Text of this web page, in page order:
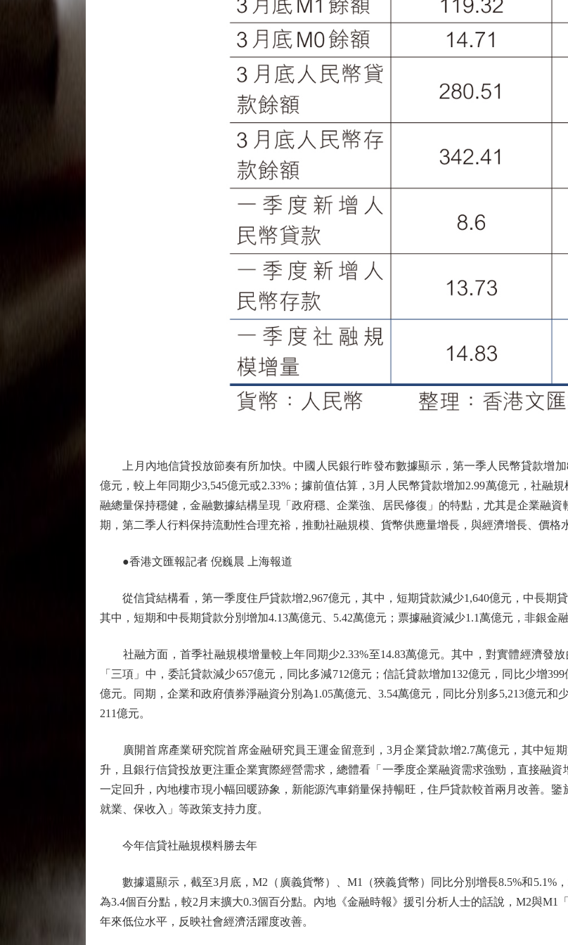
上月內地信貸投放節奏有所加快。中國人民銀行昨發布數據顯示，第一季人民幣貸款增加
億元，較上年同期少3,545億元或2.33%；據前值估算，3月人民幣貸款增加2.99萬億元，社融
融總量保持穩健，金融數據結構呈現「政府穩、企業強、居民修復」的特點，尤其是企業融
期，第二季人行料保持流動性合理充裕，推動社融規模、貨幣供應量增長，與經濟增長、價格
●香港文匯報記者 倪巍晨 上海報道
從信貸結構看，第一季度住戶貸款增2,967億元，其中，短期貸款減少1,640億元，中長期貸
其中，短期和中長期貸款分別增加4.13萬億元、5.42萬億元；票據融資減少1.1萬億元，非銀金
社融方面，首季社融規模增量較上年同期少2.33%至14.83萬億元。其中，對實體經濟發放
「三項」中，委託貸款減少657億元，同比多減712億元；信託貸款增加132億元，同比少增
億元。同期，企業和政府債券淨融資分別為1.05萬億元、3.54萬億元，同比分別多5,213億元和
211億元。
廣開首席產業研究院首席金融研究員王運金留意到，3月企業貸款增2.7萬億元，其中短期
升，且銀行信貸投放更注重企業實際經營需求，總體看「一季度企業融資需求強勁，直接融
一定回升，內地樓市現小幅回暖跡象，新能源汽車銷量保持暢旺，住戶貸款較首兩月改善。
就業、保收入」等政策支持力度。
今年信貸社融規模料勝去年
數據還顯示，截至3月底，M2（廣義貨幣）、M1（狹義貨幣）同比分別增長8.5%和5.1%，
為3.4個百分點，較2月末擴大0.3個百分點。內地《金融時報》援引分析人士的話說，M2與M1
年來低位水平，反映社會經濟活躍度改善。